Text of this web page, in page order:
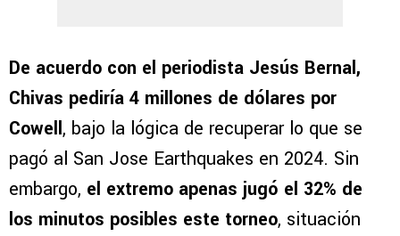
De acuerdo con el periodista Jesús Bernal,
Chivas pediría 4 millones de dólares por
Cowell, bajo la lógica de recuperar lo que se
pagó al San Jose Earthquakes en 2024. Sin
embargo, el extremo apenas jugó el 32% de
los minutos posibles este torneo, situación